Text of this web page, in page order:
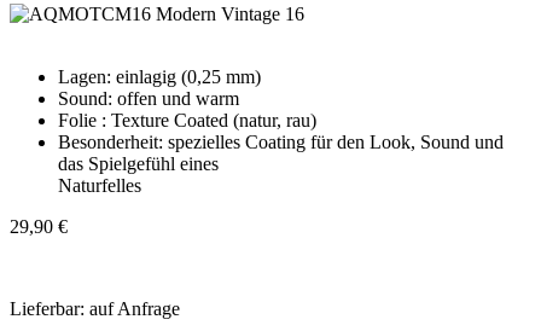
Lagen: einlagig (0,25 mm)
Sound: offen und warm
Folie : Texture Coated (natur, rau)
Besonderheit: spezielles Coating für den Look, Sound und
das Spielgefühl eines
Naturfelles
29,90 €
Lieferbar: auf Anfrage